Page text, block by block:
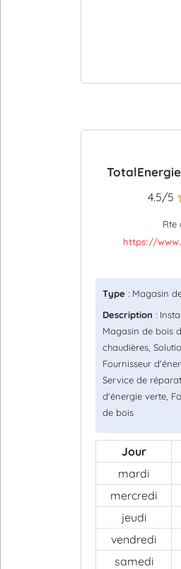
4.5/5
Rte
https://
Type : Magasin
Description :
Magasin de bois
chaudières,
Fournisseur
Service de
d'énergie verte,
de bois
Jour
mardi
mercredi
jeudi
vendredi
samedi